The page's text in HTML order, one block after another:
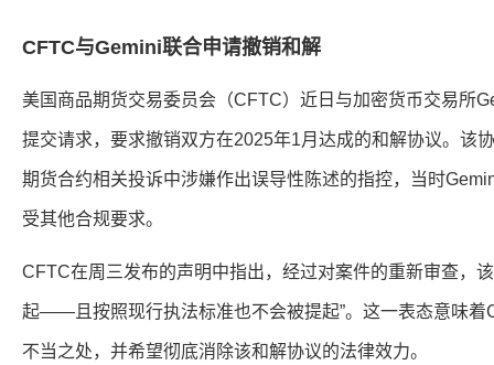
CFTC与Gemini联合申请撤销和解
美国商品期货交易委员会（CFTC）近日与加密货币交易所
提交请求，要求撤销双方在2025年1月达成的和解协议。该
期货合约相关投诉中涉嫌作出误导性陈述的指控，当时
受其他合规要求。
CFTC在周三发布的声明中指出，经过对案件的重新审查，
起——且按照现行执法标准也不会被提起”。这一表态意味着
不当之处，并希望彻底消除该和解协议的法律效力。